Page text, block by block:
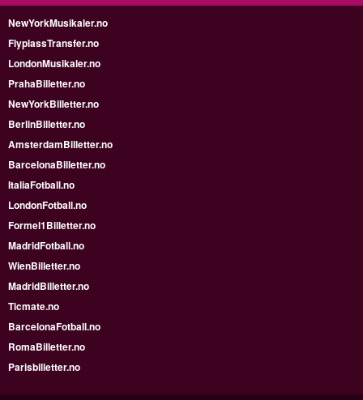
NewYorkMusikaler.no
FlyplassTransfer.no
LondonMusikaler.no
PrahaBilletter.no
NewYorkBilletter.no
BerlinBilletter.no
AmsterdamBilletter.no
BarcelonaBilletter.no
ItaliaFotball.no
LondonFotball.no
Formel1Billetter.no
MadridFotball.no
WienBilletter.no
MadridBilletter.no
Ticmate.no
BarcelonaFotball.no
RomaBilletter.no
Parisbilletter.no